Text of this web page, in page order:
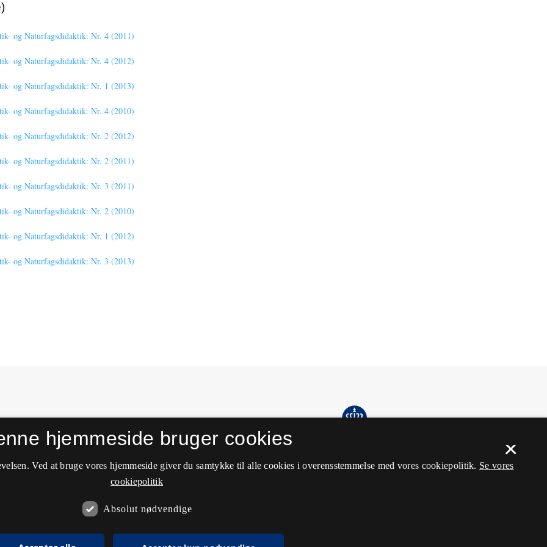
og Naturfagsdidaktik: Nr. 4 (2011)
og Naturfagsdidaktik: Nr. 4 (2012)
og Naturfagsdidaktik: Nr. 1 (2013)
og Naturfagsdidaktik: Nr. 4 (2010)
og Naturfagsdidaktik: Nr. 2 (2012)
og Naturfagsdidaktik: Nr. 2 (2011)
og Naturfagsdidaktik: Nr. 3 (2011)
og Naturfagsdidaktik: Nr. 2 (2010)
og Naturfagsdidaktik: Nr. 1 (2012)
og Naturfagsdidaktik: Nr. 3 (2013)
×
hjemmeside bruger cookies
Ved at bruge vores hjemmeside giver du samtykke til alle cookies i overensstemmelse med vores cookiepolitik. Se vores
cookiepolitik
Absolut nødvendige